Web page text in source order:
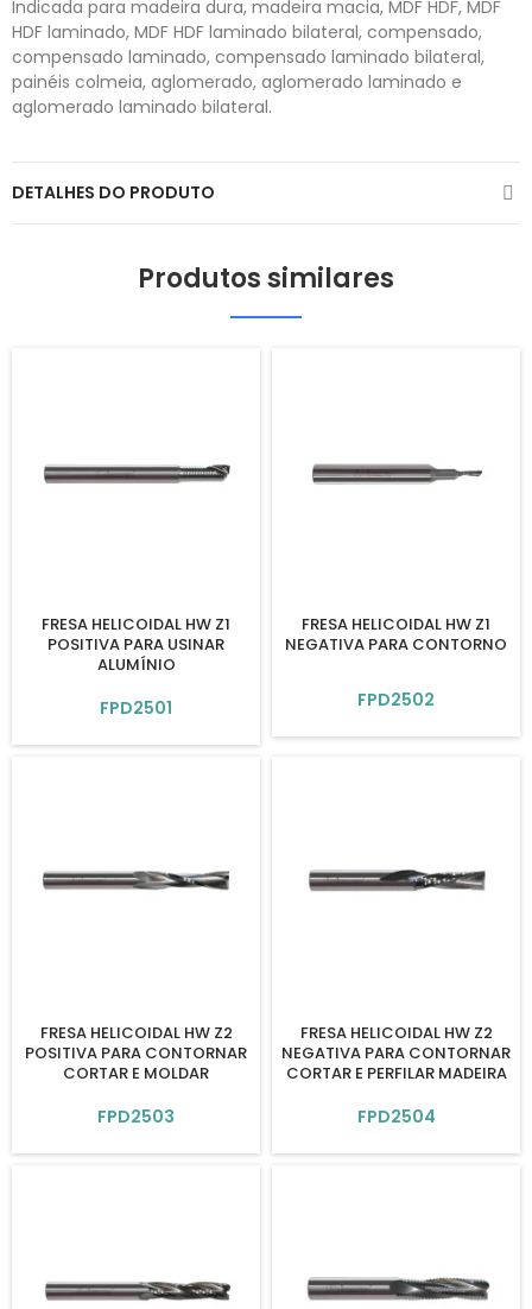
Indicada para madeira dura, madeira macia, MDF HDF, MDF
HDF laminado, MDF HDF laminado bilateral, compensado,
compensado laminado, compensado laminado bilateral,
painéis colmeia, aglomerado, aglomerado laminado e
aglomerado laminado bilateral.
DETALHES DO PRODUTO
Produtos similares
FRESA HELICOIDAL HW Z1
POSITIVA PARA USINAR
ALUMÍNIO
FPD2501
FRESA HELICOIDAL HW Z1
NEGATIVA PARA CONTORNO
FPD2502
FRESA HELICOIDAL HW Z2
POSITIVA PARA CONTORNAR
CORTAR E MOLDAR
FPD2503
FRESA HELICOIDAL HW Z2
NEGATIVA PARA CONTORNAR
CORTAR E PERFILAR MADEIRA
FPD2504